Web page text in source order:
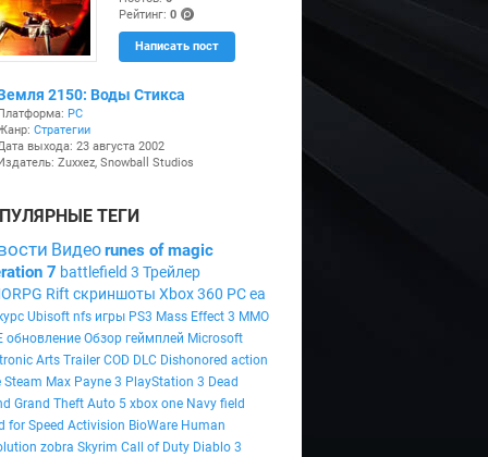
Рейтинг: 0
(po
ints
)
Написать пост
2150: Воды Стикса
PC
Стратегии
выхода: 23 августа 2002
Zuxxez, Snowball Studios
ТЕГИ
Видеоrunes of magic
7 battlefield 3 Трейлер
Rift скриншоты Xbox 360 PC ea
Ubisoft nfs игры PS3 Mass Effect 3 MMO
обновление Обзор геймплей Microsoft
Arts Trailer COD DLC Dishonored action
Steam Max Payne 3 PlayStation 3 Dead
Grand Theft Auto 5 xbox one Navy field
for Speed Activision BioWare Human
zobra Skyrim Call of Duty Diablo 3